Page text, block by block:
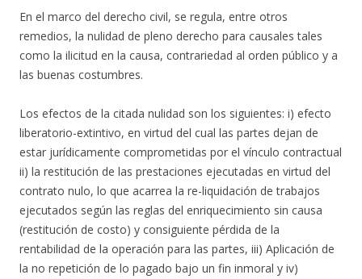
En el marco del derecho civil, se regula, entre otros
remedios, la nulidad de pleno derecho para causales tales
como la ilicitud en la causa, contrariedad al orden público y a
las buenas costumbres.
Los efectos de la citada nulidad son los siguientes: i) efecto
liberatorio-extintivo, en virtud del cual las partes dejan de
estar jurídicamente comprometidas por el vínculo contractual
ii) la restitución de las prestaciones ejecutadas en virtud del
contrato nulo, lo que acarrea la re-liquidación de trabajos
ejecutados según las reglas del enriquecimiento sin causa
(restitución de costo) y consiguiente pérdida de la
rentabilidad de la operación para las partes, iii) Aplicación de
la no repetición de lo pagado bajo un fin inmoral y iv)